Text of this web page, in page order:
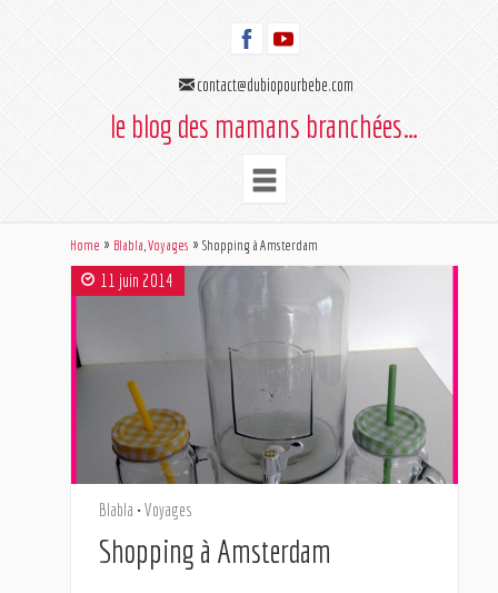
contact@dubiopourbebe.com
le blog des mamans branchées…
Home Blabla,Voyages Shopping à Amsterdam
11 juin 2014
Blabla •Voyages
Shopping à Amsterdam